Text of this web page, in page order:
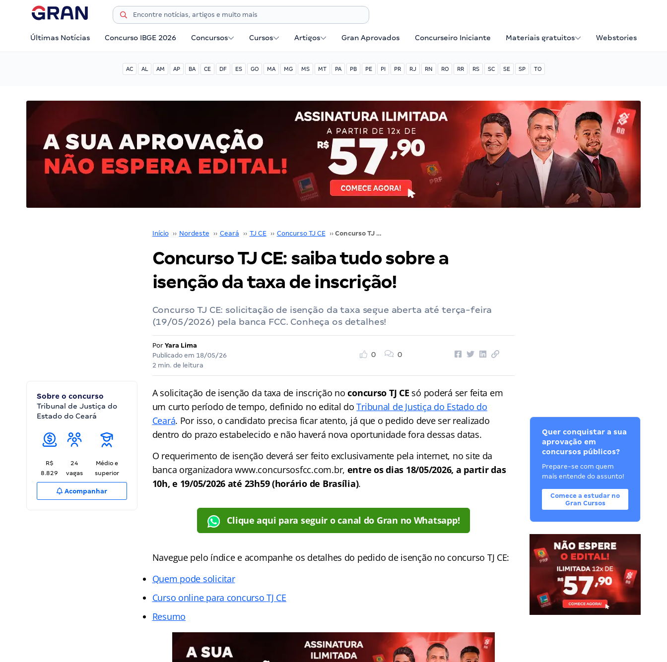
Últimas Notícias Concurso IBGE 2026 Concursos Cursos Artigos Gran Aprovados Concurseiro Iniciante Materiais gratuitos Webstories
AC AL AM AP BA CE DF ES GO MA MG MS MT PA PB PE PI PR RJ RN RO RR RS SC SE SP TO
Início ›› Nordeste ›› Ceará ›› TJ CE ›› Concurso TJ CE ›› Concurso TJ CE: saiba tudo sobre a isenção da taxa de inscrição!
Concurso TJ CE: saiba tudo sobre a
isenção da taxa de inscrição!
Concurso TJ CE: solicitação de isenção da taxa segue aberta até terça-feira
(19/05/2026) pela banca FCC. Conheça os detalhes!
Por Yara Lima
Publicado em 18/05/26
2 min. de leitura
0 0
Sobre o concurso
Tribunal de Justiça do
Estado do Ceará
R$
8.829
24
vagas
Médio e
superior
Acompanhar
A solicitação de isenção da taxa de inscrição noconcurso TJ CE só poderá ser feita em
um curto período de tempo, definido no edital doTribunal de Justiça do Estado do
Ceará. Por isso, o candidato precisa ficar atento, já que o pedido deve ser realizado
dentro do prazo estabelecido e não haverá nova oportunidade fora dessas datas.
O requerimento de isenção deverá ser feito exclusivamente pela internet, no site da
banca organizadora www.concursosfcc.com.br, entre os dias 18/05/2026, a partir das
10h, e 19/05/2026 até 23h59 (horário de Brasília).
Clique aqui para seguir o canal do Gran no Whatsapp!
Navegue pelo índice e acompanhe os detalhes do pedido de isenção no concurso TJ CE:
Quem pode solicitar
Curso online para concurso TJ CE
Resumo
Quer conquistar a sua
aprovação em
concursos públicos?
Prepare-se com quem
mais entende do assunto!
Comece a estudar no
Gran Cursos